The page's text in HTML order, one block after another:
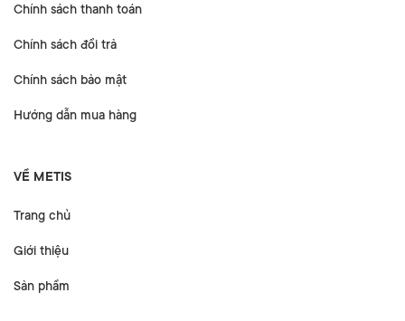
Chính sách thanh toán
Chính sách đổi trả
Chính sách bảo mật
Hướng dẫn mua hàng
VỀ METIS
Trang chủ
Giới thiệu
Sản phẩm